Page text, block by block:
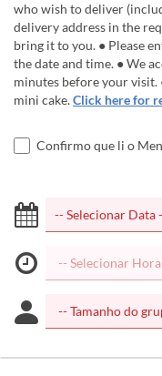
who wish to deliver
delivery address in the
bring it to you. ● Please
the date and time. ● We
minutes before your
mini cake.Click here for
Confirmo que li o